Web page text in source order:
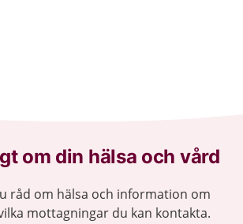
om din hälsa och vård
råd om hälsa och information om
mottagningar du kan kontakta.